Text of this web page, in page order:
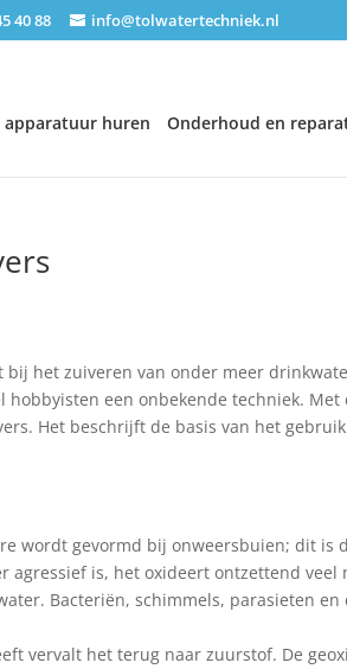
40 88 info@tolwatertechniek.nl
apparatuur huren Onderhoud en
het zuiveren van onder meer
hobbyisten een onbekende techniek.
Het beschrijft de basis van het
wordt gevormd bij onweersbuien; dit is
agressief is, het oxideert ontzettend
Bacteriën, schimmels, parasieten
vervalt het terug naar zuurstof. De